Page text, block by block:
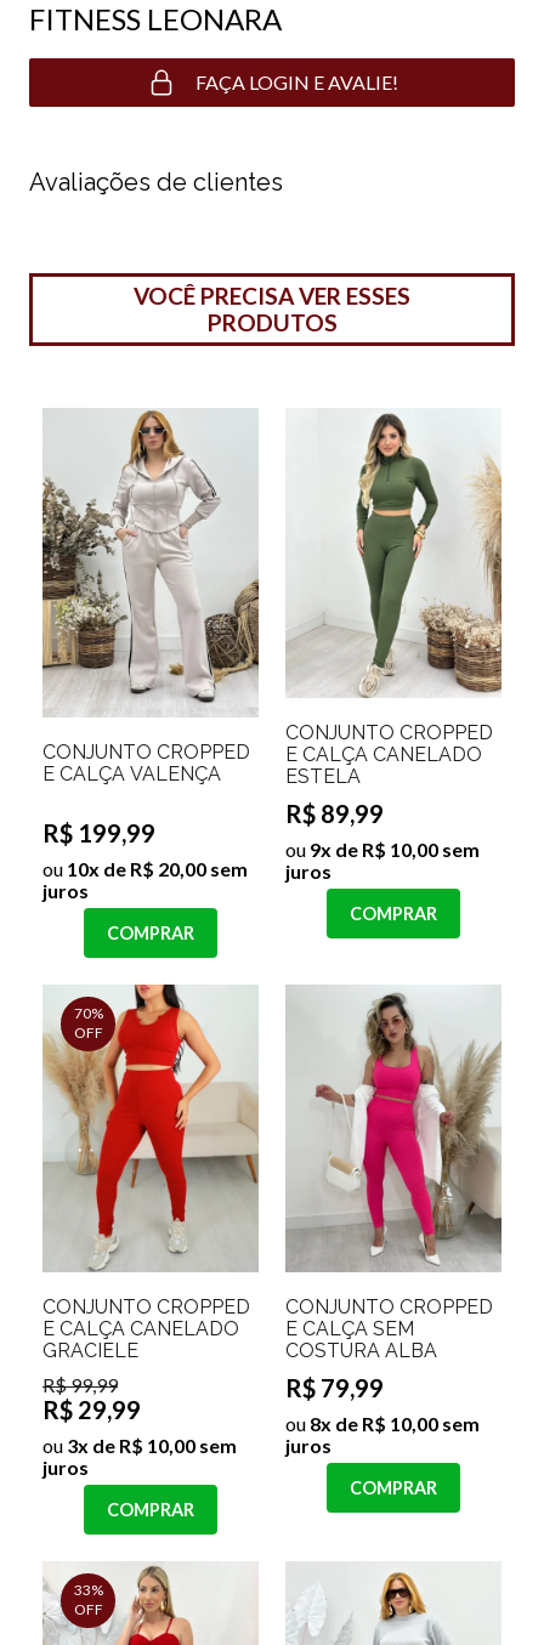
FITNESS LEONARA
FAÇA LOGIN E AVALIE!
Avaliações de clientes
VOCÊ PRECISA VER ESSES
PRODUTOS
CONJUNTO CROPPED
E CALÇA VALENÇA
R$ 199,99
ou 10x de R$ 20,00 sem
juros
COMPRAR
CONJUNTO CROPPED
E CALÇA CANELADO
ESTELA
R$ 89,99
ou 9x de R$ 10,00 sem
juros
COMPRAR
70%
OFF
CONJUNTO CROPPED
E CALÇA CANELADO
GRACIELE
R$ 99,99
R$ 29,99
ou 3x de R$ 10,00 sem
juros
COMPRAR
CONJUNTO CROPPED
E CALÇA SEM
COSTURA ALBA
R$ 79,99
ou 8x de R$ 10,00 sem
juros
COMPRAR
33%
OFF